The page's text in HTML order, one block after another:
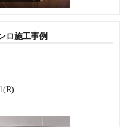
ロ施工事例